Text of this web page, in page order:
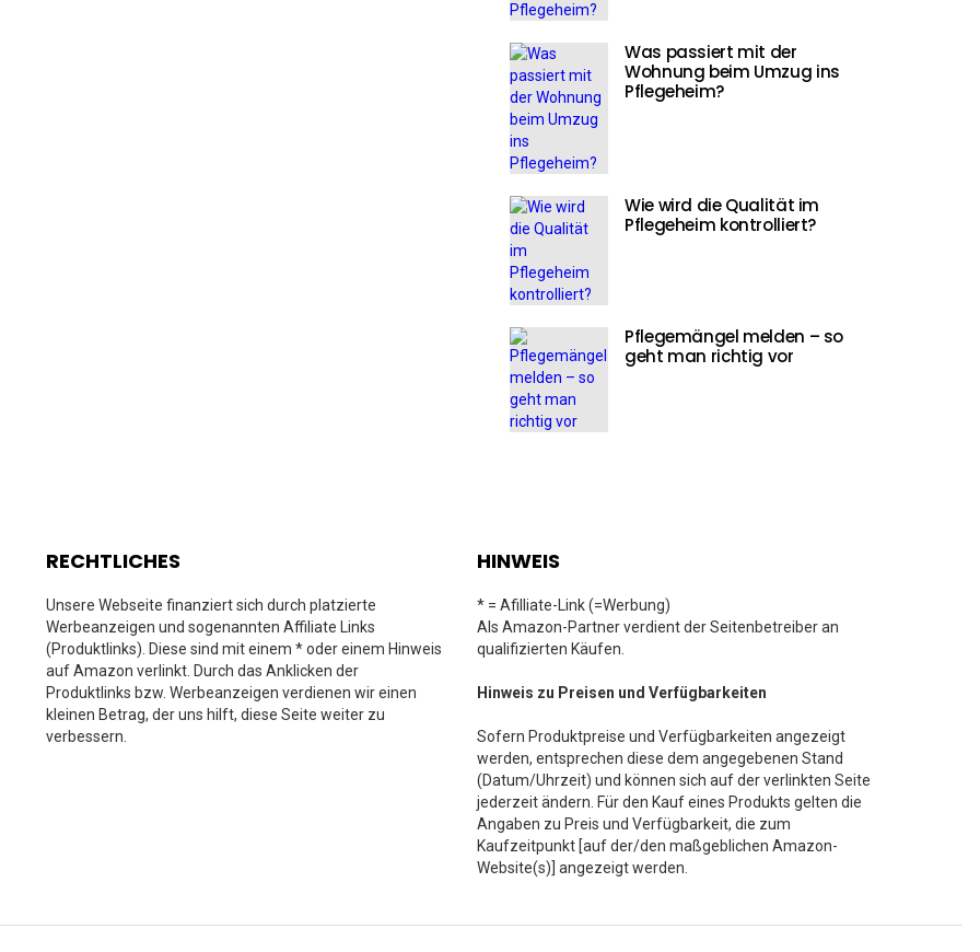
Was passiert mit der
Wohnung beim Umzug ins
Pflegeheim?
Wie wird die Qualität im
Pflegeheim kontrolliert?
Pflegemängel melden – so
geht man richtig vor
RECHTLICHES
Unsere Webseite finanziert sich durch platzierte
Werbeanzeigen und sogenannten Affiliate Links
(Produktlinks). Diese sind mit einem * oder einem Hinweis
auf Amazon verlinkt. Durch das Anklicken der
Produktlinks bzw. Werbeanzeigen verdienen wir einen
kleinen Betrag, der uns hilft, diese Seite weiter zu
verbessern.
HINWEIS
* = Afilliate-Link (=Werbung)
Als Amazon-Partner verdient der Seitenbetreiber an
qualifizierten Käufen.
Hinweis zu Preisen und Verfügbarkeiten
Sofern Produktpreise und Verfügbarkeiten angezeigt
werden, entsprechen diese dem angegebenen Stand
(Datum/Uhrzeit) und können sich auf der verlinkten Seite
jederzeit ändern. Für den Kauf eines Produkts gelten die
Angaben zu Preis und Verfügbarkeit, die zum
Kaufzeitpunkt [auf der/den maßgeblichen Amazon-
Website(s)] angezeigt werden.